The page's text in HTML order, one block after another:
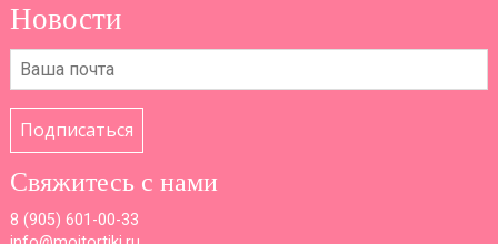
Новости
Подписаться
Свяжитесь с нами
8 (905) 601-00-33